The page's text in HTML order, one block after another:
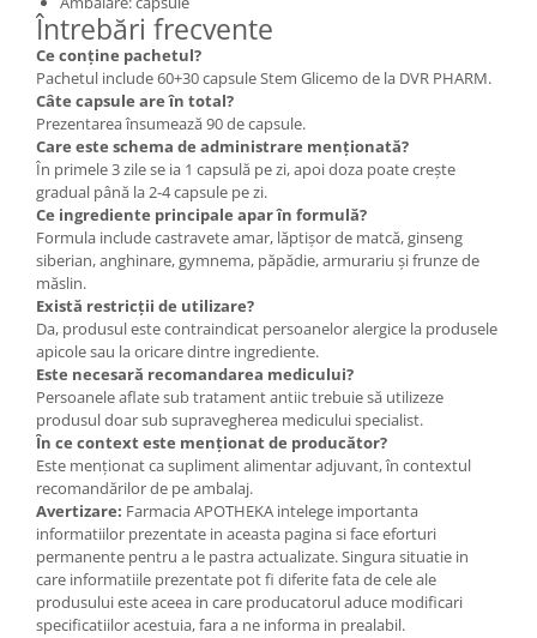
Întrebări frecvente
Ce conține pachetul?
Pachetul include 60+30 capsule Stem Glicemo de la DVR PHARM.
Câte capsule are în total?
Prezentarea însumează 90 de capsule.
Care este schema de administrare menționată?
În primele 3 zile se ia 1 capsulă pe zi, apoi doza poate crește
gradual până la 2-4 capsule pe zi.
Ce ingrediente principale apar în formulă?
Formula include castravete amar, lăptișor de matcă, ginseng
siberian, anghinare, gymnema, păpădie, armurariu și frunze de
măslin.
Există restricții de utilizare?
Da, produsul este contraindicat persoanelor alergice la produsele
apicole sau la oricare dintre ingrediente.
Este necesară recomandarea medicului?
Persoanele aflate sub tratament antiic trebuie să utilizeze
produsul doar sub supravegherea medicului specialist.
În ce context este menționat de producător?
Este menționat ca supliment alimentar adjuvant, în contextul
recomandărilor de pe ambalaj.
Avertizare: Farmacia APOTHEKA intelege importanta
informatiilor prezentate in aceasta pagina si face eforturi
permanente pentru a le pastra actualizate. Singura situatie in
care informatiile prezentate pot fi diferite fata de cele ale
produsului este aceea in care producatorul aduce modificari
specificatiilor acestuia, fara a ne informa in prealabil.